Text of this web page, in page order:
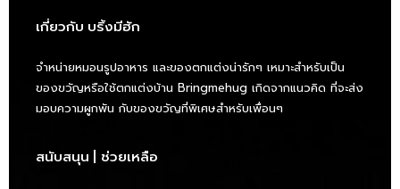
เกี่ยวกับ บริ้งมีฮัก
จำหน่ายหมอนรูปอาหาร และของตกแต่งน่ารักๆ เหมาะสำหรับเป็น
ของขวัญหรือใช้ตกแต่งบ้าน Bringmehug เกิดจากแนวคิด ที่จะส่ง
มอบความผูกพัน กับของขวัญที่พิเศษสำหรับเพื่อนๆ
สนับสนุน | ช่วยเหลือ